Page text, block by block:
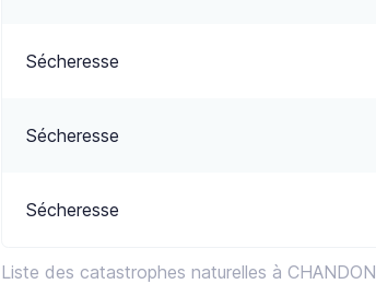
Liste des catastrophes naturelles à CHANDON
Sécheresse
Sécheresse
Sécheresse